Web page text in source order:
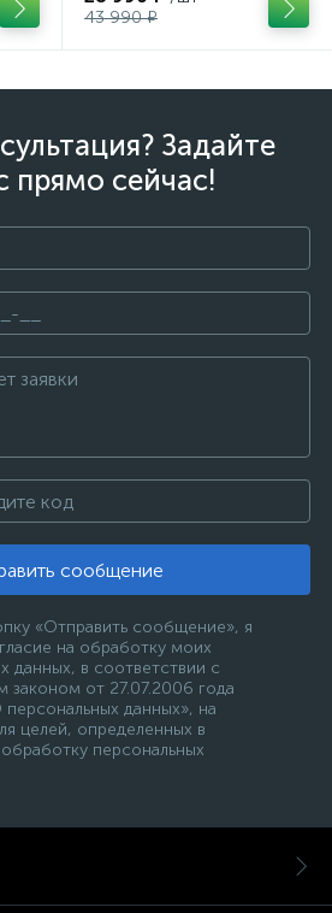
43 990 ₽
Задайте
прямо сейчас!
сообщение
«Отправить сообщение», я
на обработку моих
данных, в соответствии с
законом от 27.07.2006 года
данных», на
целей, определенных в
персональных